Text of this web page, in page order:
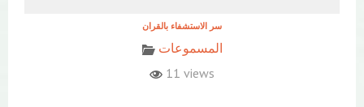
المسموعات
11 views